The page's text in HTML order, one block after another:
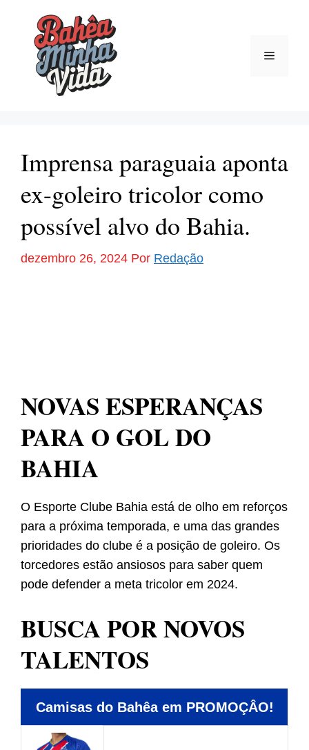
conteúdo
Menu
Imprensa paraguaia aponta
ex-goleiro tricolor como
possível alvo do Bahia.
dezembro 26, 2024 Por Redação
NOVAS ESPERANÇAS
PARA O GOL DO
BAHIA
O Esporte Clube Bahia está de olho em reforços
para a próxima temporada, e uma das grandes
prioridades do clube é a posição de goleiro. Os
torcedores estão ansiosos para saber quem
pode defender a meta tricolor em 2024.
BUSCA POR NOVOS
TALENTOS
Camisas do Bahêa em PROMOÇÂO!